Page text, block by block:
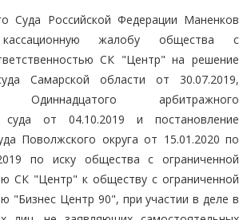
Суда Российской Федерации Маненков
жалобу общества с
СК "Центр" на решение
Самарской области от 30.07.2019,
Одиннадцатого арбитражного
суда от 04.10.2019 и постановление
Поволжского округа от 15.01.2020 по
по иску общества с ограниченной
СК "Центр" к обществу с ограниченной
"Бизнес Центр 90", при участии в деле в